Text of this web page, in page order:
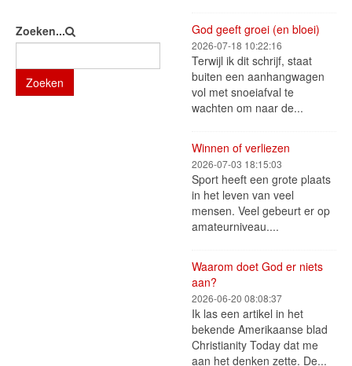
Zoeken...
Zoeken
God geeft groei (en bloei)
2026-07-18 10:22:16
Terwijl ik dit schrijf, staat
buiten een aanhangwagen
vol met snoeiafval te
wachten om naar de...
Winnen of verliezen
2026-07-03 18:15:03
Sport heeft een grote plaats
in het leven van veel
mensen. Veel gebeurt er op
amateurniveau....
Waarom doet God er niets
aan?
2026-06-20 08:08:37
Ik las een artikel in het
bekende Amerikaanse blad
Christianity Today dat me
aan het denken zette. De...